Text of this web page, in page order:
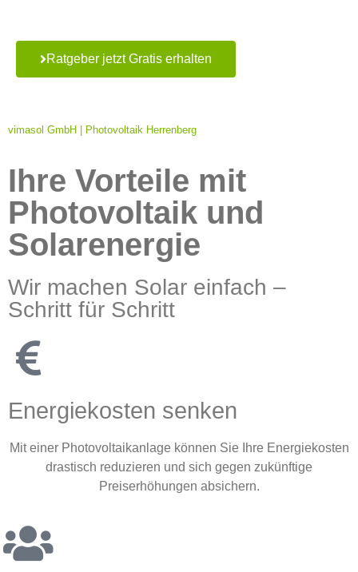
Ratgeber jetzt Gratis erhalten
vimasol GmbH | Photovoltaik Herrenberg
Ihre Vorteile mit
Photovoltaik und
Solarenergie
Wir machen Solar einfach –
Schritt für Schritt
Energiekosten senken
Mit einer Photovoltaikanlage können Sie Ihre Energiekosten
drastisch reduzieren und sich gegen zukünftige
Preiserhöhungen absichern.